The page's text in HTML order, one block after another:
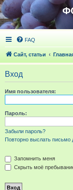
FAQ
Сайт, статьи
Вход
Имя пользователя:
Пароль:
Забыли пароль?
Повторно выслать письмо
Запомнить меня
Скрыть моё